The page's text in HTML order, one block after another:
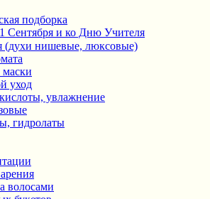
подборка
Сентября и ко Дню Учителя
нишевые, люксовые)
маски
уход
увлажнение
гидролаты
волосами